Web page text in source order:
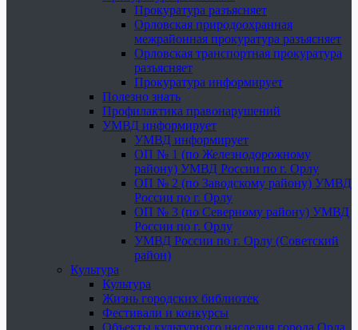
Прокуратура разъясняет
Орловская природоохранная
межрайонная прокуратура разъясняет
Орловская транспортная прокуратура
разъясняет
Прокуратура информирует
Полезно знать
Профилактика правонарушений
УМВД информирует
УМВД информирует
ОП № 1 (по Железнодорожному
району) УМВД России по г. Орлу
ОП № 2 (по Заводскому району) УМВД
России по г. Орлу
ОП № 3 (по Северному району) УМВД
России по г. Орлу
УМВД России по г. Орлу (Советский
район)
Культура
Культура
Жизнь городских библиотек
Фестивали и конкурсы
Объекты культурного наследия города Орла